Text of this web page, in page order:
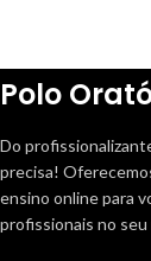
Polo
Do
precisa!
ensino online para
profissionais no